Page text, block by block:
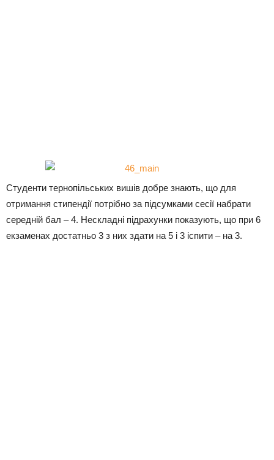
Студенти тернопільських вишів добре знають, що для
отримання стипендії потрібно за підсумками сесії набрати
середній бал – 4. Нескладні підрахунки показують, що при 6
екзаменах достатньо 3 з них здати на 5 і 3 іспити – на 3.